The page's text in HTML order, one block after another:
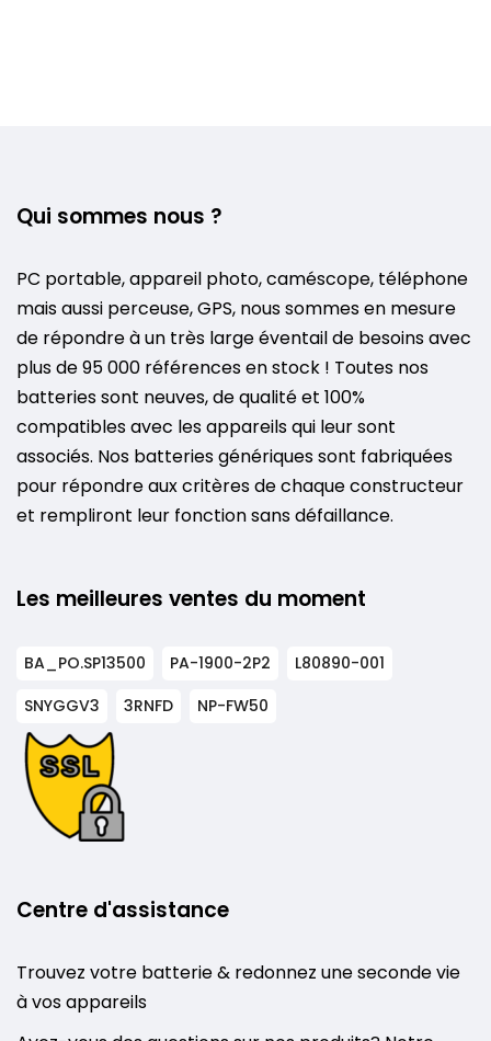
Qui sommes nous ?
PC portable, appareil photo, caméscope, téléphone
mais aussi perceuse, GPS, nous sommes en mesure
de répondre à un très large éventail de besoins avec
plus de 95 000 références en stock ! Toutes nos
batteries sont neuves, de qualité et 100%
compatibles avec les appareils qui leur sont
associés. Nos batteries génériques sont fabriquées
pour répondre aux critères de chaque constructeur
et rempliront leur fonction sans défaillance.
Les meilleures ventes du moment
BA_PO.SP13500 PA-1900-2P2
L80890-001
SNYGGV3
3RNFD NP-FW50
Centre d'assistance
Trouvez votre batterie & redonnez une seconde vie
à vos appareils